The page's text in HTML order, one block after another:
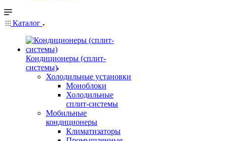
Каталог
Кондиционеры (сплит-
системы)
Холодильные установки
Моноблоки
Холодильные
сплит-системы
Мобильные
кондиционеры
Климатизаторы